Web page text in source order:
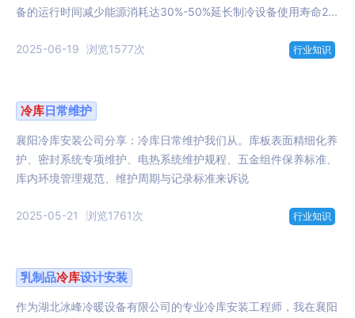
备的运行时间减少能源消耗达30%-50%延长制冷设备使用寿命2...
2025-06-19 浏览1577次 行业知识
冷库日常维护
襄阳冷库安装公司分享：冷库日常维护我们从。库板表面精细化养
护、密封系统专项维护、电热系统维护规程、五金组件保养标准、
库内环境管理规范、维护周期与记录标准来诉说
2025-05-21 浏览1761次 行业知识
乳制品冷库设计安装
作为湖北冰峰冷暖设备有限公司的专业冷库安装工程师，我在襄阳